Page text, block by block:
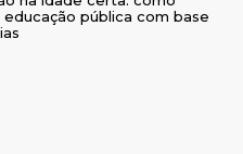
pública com base